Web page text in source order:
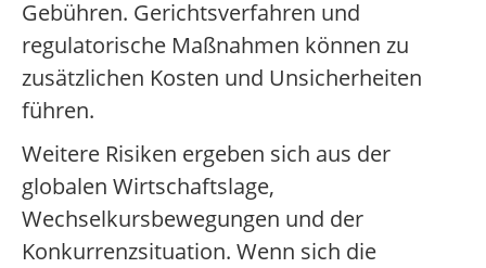
Gebühren. Gerichtsverfahren und
regulatorische Maßnahmen können zu
zusätzlichen Kosten und Unsicherheiten
führen.
Weitere Risiken ergeben sich aus der
globalen Wirtschaftslage,
Wechselkursbewegungen und der
Konkurrenzsituation. Wenn sich die